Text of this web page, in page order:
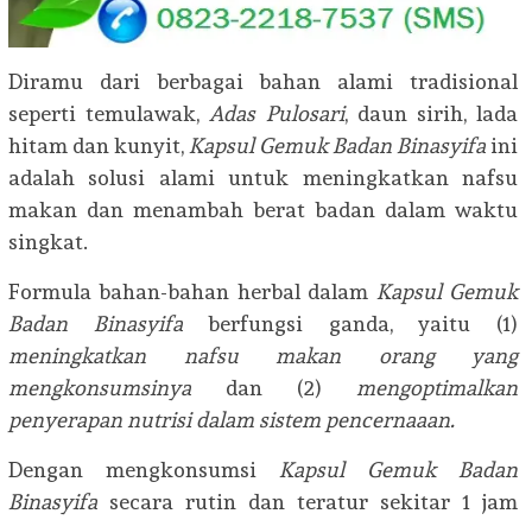
Diramu dari berbagai bahan alami tradisional
seperti temulawak, Adas Pulosari, daun sirih, lada
hitam dan kunyit, Kapsul Gemuk Badan Binasyifaini
adalah solusi alami untuk meningkatkan nafsu
makan dan menambah berat badan dalam waktu
singkat.
Formula bahan-bahan herbal dalam Kapsul Gemuk
Badan Binasyifaberfungsi ganda, yaitu (1)
meningkatkan nafsu makan orang yang
mengkonsumsinya dan (2) mengoptimalkan
penyerapan nutrisi dalam sistem pencernaaan.
Dengan mengkonsumsi Kapsul Gemuk Badan
Binasyifa secara rutin dan teratur sekitar 1 jam